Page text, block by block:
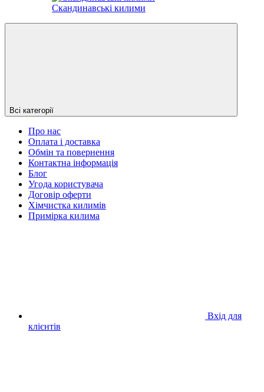
Скандинавські килими
Всі категорії
Про нас
Оплата і доставка
Обмін та повернення
Контактна інформація
Блог
Угода користувача
Договір оферти
Хімчистка килимів
Примірка килима
Вхід для
клієнтів